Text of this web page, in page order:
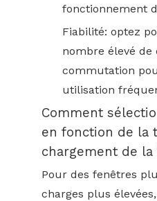
fonctionnement
Fiabilité: optez
nombre élevé de
commutation
utilisation
Comment
en fonction de la
chargement de
Pour des fenêtres
charges plus